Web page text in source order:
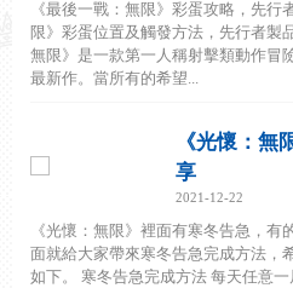
《最後一戰：無限》彩蛋攻略，先
限》彩蛋位置及觸發方法，先行者製
無限》是一款第一人稱射擊類動作冒
最新作。當所有的希望...
《光懷：無
享
2021-12-22
《光懷：無限》裡面有寒冬告急，
面就給大家帶來寒冬告急完成方法，
如下。 寒冬告急完成方法 每天任意